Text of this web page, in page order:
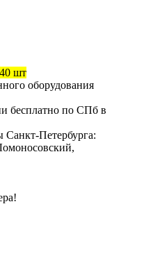
40 шт
оборудования
бесплатно по СПб в
Петербурга: